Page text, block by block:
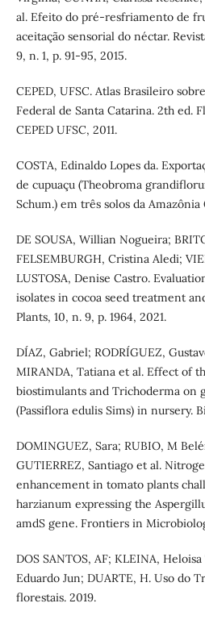
al. Efeito do pré-resfriamento de
aceitação sensorial do néctar.
9, n. 1, p. 91-95, 2015.
CEPED, UFSC. Atlas Brasileiro
Federal de Santa Catarina. 2th ed.
CEPED UFSC, 2011.
COSTA, Edinaldo Lopes da.
de cupuaçu (Theobroma
Schum.) em três solos da
DE SOUSA, Willian Nogueira;
FELSEMBURGH, Cristina Aledi;
LUSTOSA, Denise Castro.
isolates in cocoa seed treatment
Plants, 10, n. 9, p. 1964, 2021.
DÍAZ, Gabriel; RODRÍGUEZ,
MIRANDA, Tatiana et al. Effect of
biostimulants and Trichoderma on
(Passiflora edulis Sims) in nursery.
DOMINGUEZ, Sara; RUBIO, M
GUTIERREZ, Santiago et al.
enhancement in tomato plants
harzianum expressing the
amdS gene. Frontiers in
DOS SANTOS, AF; KLEINA,
Eduardo Jun; DUARTE, H. Uso do
florestais. 2019.